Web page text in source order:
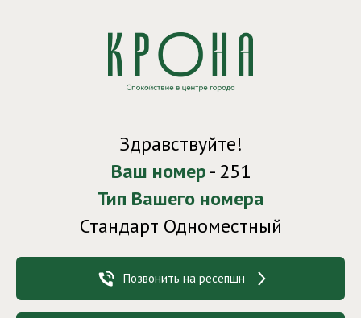
Здравствуйте!
Ваш номер- 251
Тип Вашего номера
Стандарт Одноместный
Позвонить на ресепшн